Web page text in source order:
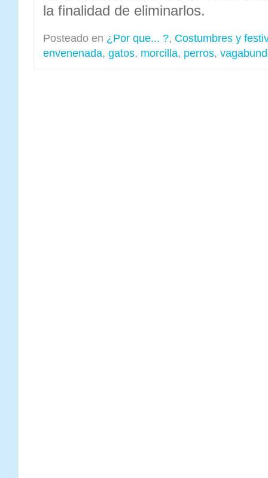
la finalidad de eliminarlos.
Posteado en ¿Por que... ?, Costumbres y
envenenada, gatos, morcilla, perros,